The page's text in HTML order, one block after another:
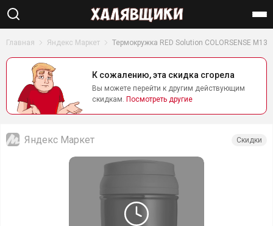
Найти
Главная Яндекс Маркет Термокружка RED Solution COLORSENSE M13
К сожалению, эта скидка сгорела
Вы можете перейти к другим действующим
скидкам. Посмотреть другие
Яндекс Маркет Скидки